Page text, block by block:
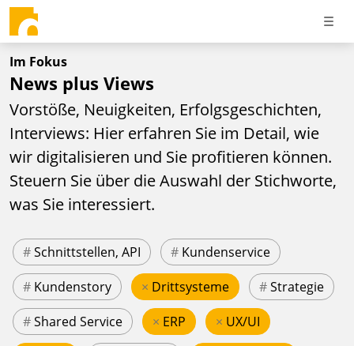
Im Fokus
News plus Views
Vorstöße, Neuigkeiten, Erfolgsgeschichten,
Interviews: Hier erfahren Sie im Detail, wie
wir digitalisieren und Sie profitieren können.
Steuern Sie über die Auswahl der Stichworte,
was Sie interessiert.
#Schnittstellen, API # Kundenservice
# Kundenstory × Drittsysteme #Strategie
#Shared Service × ERP × UX/UI